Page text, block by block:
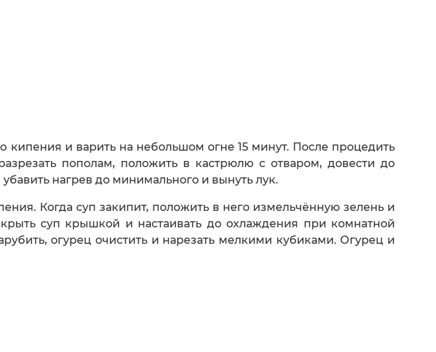
и варить на небольшом огне 15 минут. После процедить
пополам, положить в кастрюлю с отваром, довести до
нагрев до минимального и вынуть лук.
Когда суп закипит, положить в него измельчённую зелень и
суп крышкой и настаивать до охлаждения при комнатной
огурец очистить и нарезать мелкими кубиками. Огурец и